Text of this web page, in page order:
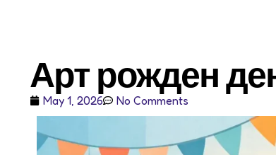
Арт рожден
May 1, 2026 No Comments